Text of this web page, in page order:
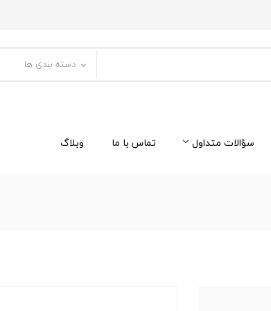
دسته بندی ها
سؤالات متداول تماس با ما وبلاگ